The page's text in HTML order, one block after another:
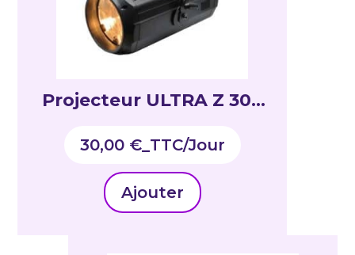
Projecteur ULTRA Z 300
30,00 €_TTC
Ajouter